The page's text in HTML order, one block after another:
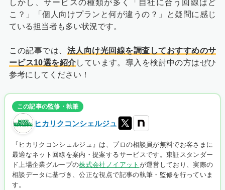
しかし、サービスの種類が多く「自社に合う回線はど
こ？」「個人向けプランと何が違うの？」と疑問に感じ
ている担当者も多い状況です。
この記事では、 法人向け光回線を調査しておすすめのサ
ービス10選を紹介しています。導入を検討中の方はぜひ
参考にしてください！
この記事の監修・執筆
ヒカリクコンシェルジュ
『ヒカリクコンシェルジュ』は、プロの相談員が無料でお客さまに
最適なネット回線を案内・提案するサービスです。東証スタンダー
ド上場企業グループの株式会社ノイアット が運営しており、実際の
相談データに基づき、公正な視点で記事の執筆・監修を行っていま
す。